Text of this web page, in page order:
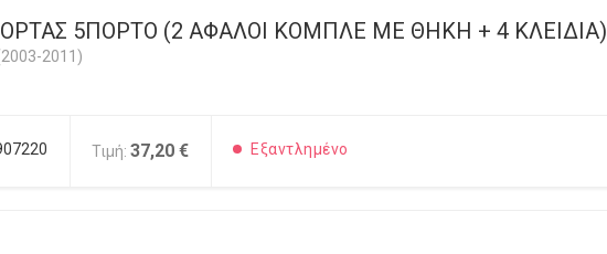
5ΠΟΡΤΟ (2 ΑΦΑΛΟΙ ΚΟΜΠΛΕ ΜΕ ΘΗΚΗ + 4 ΚΛΕΙΔΙΑ)
2011)
Τιμή: 37,20 € Εξαντλημένο